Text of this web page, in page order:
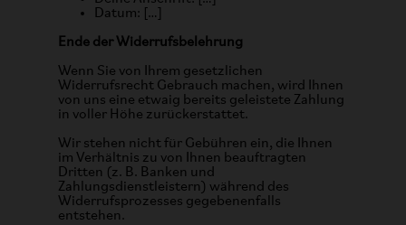
Datum: […]
Ende der Widerrufsbelehrung
Wenn Sie von Ihrem gesetzlichen
Widerrufsrecht Gebrauch machen, wird Ihnen
von uns eine etwaig bereits geleistete Zahlung
in voller Höhe zurückerstattet.
Wir stehen nicht für Gebühren ein, die Ihnen
im Verhältnis zu von Ihnen beauftragten
Dritten (z. B. Banken und
Zahlungsdienstleistern) während des
Widerrufsprozesses gegebenenfalls
entstehen.